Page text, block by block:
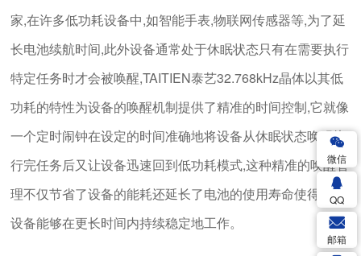
家,在许多低功耗设备中,如智能手表,物联网传感器等,为了延
长电池续航时间,此外设备通常处于休眠状态只有在需要执行
特定任务时才会被唤醒,TAITIEN泰艺32.768kHz晶体以其低
功耗的特性为设备的唤醒机制提供了精准的时间控制,它就像
一个定时闹钟在设定的时间准确地将设备从休眠状态唤醒执
行完任务后又让设备迅速回到低功耗模式,这种精准的唤醒管
理不仅节省了设备的能耗还延长了电池的使用寿命使得这些
设备能够在更长时间内持续稳定地工作。
微信
QQ
邮箱